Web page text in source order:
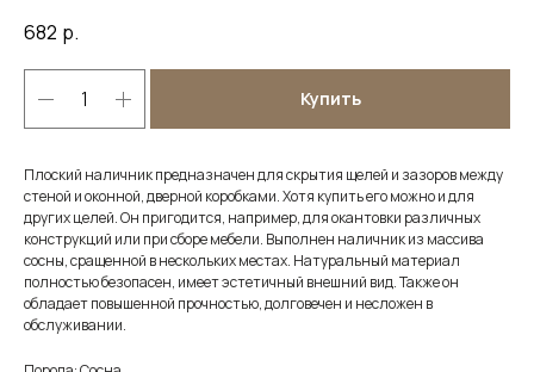
682 р.
Купить
Плоский наличник предназначен для скрытия щелей и зазоров между
стеной и оконной, дверной коробками. Хотя купить его можно и для
других целей. Он пригодится, например, для окантовки различных
конструкций или при сборе мебели. Выполнен наличник из массива
сосны, сращенной в нескольких местах. Натуральный материал
полностью безопасен, имеет эстетичный внешний вид. Также он
обладает повышенной прочностью, долговечен и несложен в
обслуживании.